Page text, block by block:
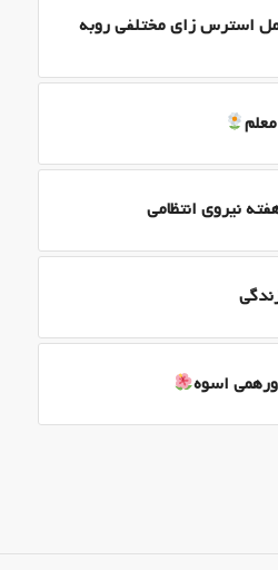
استرس زای مختلفی روبه
نیروی انتظامی
اسوه